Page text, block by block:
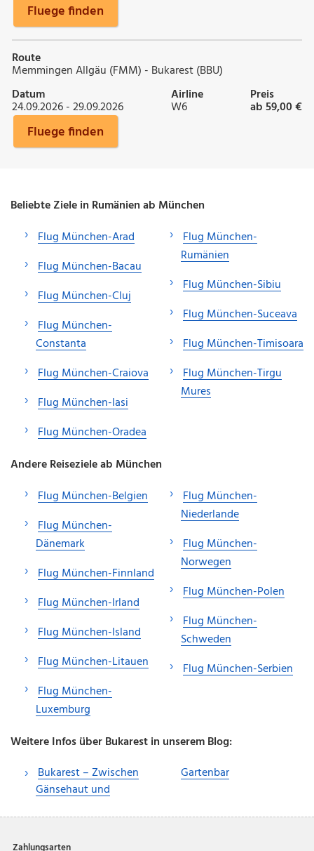
Fluege finden
Route
Memmingen Allgäu (FMM) - Bukarest (BBU)
Datum
24.09.2026 - 29.09.2026
Airline
W6
Preis
ab 59,00 €
Fluege finden
Beliebte Ziele in Rumänien ab München
Flug München-Arad
Flug München-Bacau
Flug München-Cluj
Flug München-
Constanta
Flug München-Craiova
Flug München-Iasi
Flug München-Oradea
Flug München-
Rumänien
Flug München-Sibiu
Flug München-Suceava
Flug München-Timisoara
Flug München-Tirgu
Mures
Andere Reiseziele ab München
Flug München-Belgien
Flug München-
Dänemark
Flug München-Finnland
Flug München-Irland
Flug München-Island
Flug München-Litauen
Flug München-
Luxemburg
Flug München-
Niederlande
Flug München-
Norwegen
Flug München-Polen
Flug München-
Schweden
Flug München-Serbien
Weitere Infos über Bukarest in unserem Blog:
Bukarest – Zwischen
Gänsehaut und
Gartenbar